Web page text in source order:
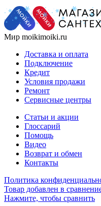
Мир moikimoiki.ru
Доставка и оплата
Подключение
Кредит
Условия продажи
Ремонт
Сервисные центры
Статьи и акции
Глоссарий
Помощь
Видео
Возврат и обмен
Контакты
Политика
Товар добавлен в
Нажмите, чтобы сравнить